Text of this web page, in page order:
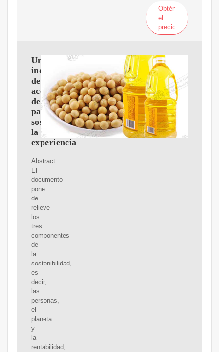
Obtén
el
precio
Una
industria
de
aceite
de
palma
sostenible:
la
experiencia
Abstract
El
documento
pone
de
relieve
los
tres
componentes
de
la
sostenibilidad,
es
decir,
las
personas,
el
planeta
y
la
rentabilidad,